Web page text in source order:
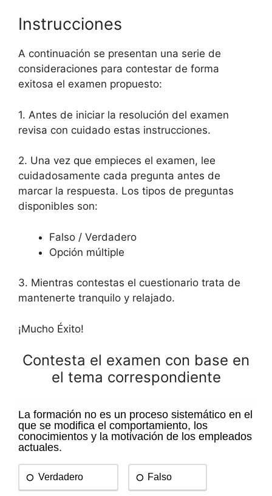
Instrucciones
A continuación se presentan una serie de
consideraciones para contestar de forma
exitosa el examen propuesto:
1. Antes de iniciar la resolución del examen
revisa con cuidado estas instrucciones.
2. Una vez que empieces el examen, lee
cuidadosamente cada pregunta antes de
marcar la respuesta. Los tipos de preguntas
disponibles son:
Falso / Verdadero
Opción múltiple
3. Mientras contestas el cuestionario trata de
mantenerte tranquilo y relajado.
¡Mucho Éxito!
Contesta el examen con base en
el tema correspondiente